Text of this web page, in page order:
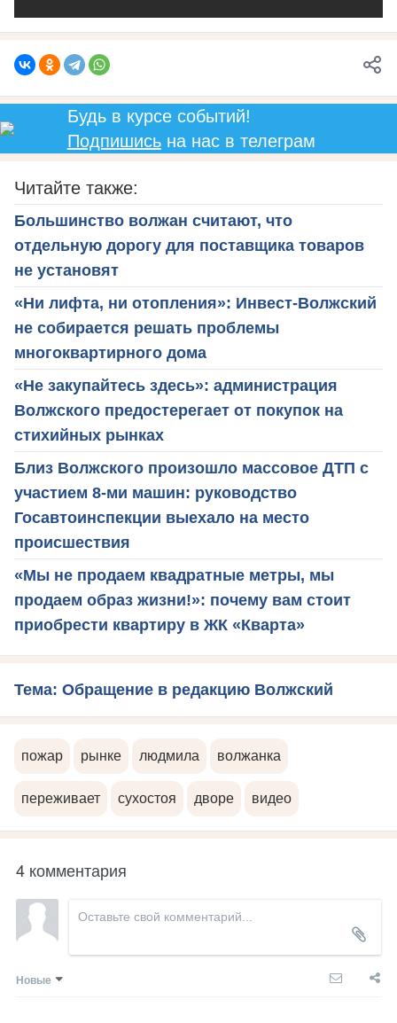
Будь в курсе событий!
Подпишисьна нас в телеграм
Читайте также:
Большинство волжан считают, что
отдельную дорогу для поставщика товаров
не установят
«Ни лифта, ни отопления»: Инвест-Волжский
не собирается решать проблемы
многоквартирного дома
«Не закупайтесь здесь»: администрация
Волжского предостерегает от покупок на
стихийных рынках
Близ Волжского произошло массовое ДТП с
участием 8-ми машин: руководство
Госавтоинспекции выехало на место
происшествия
«Мы не продаем квадратные метры, мы
продаем образ жизни!»: почему вам стоит
приобрести квартиру в ЖК «Кварта»
Тема: Обращение в редакцию Волжский
пожар рынке людмила волжанка
переживает сухостоя дворе видео
4 комментария
Новые